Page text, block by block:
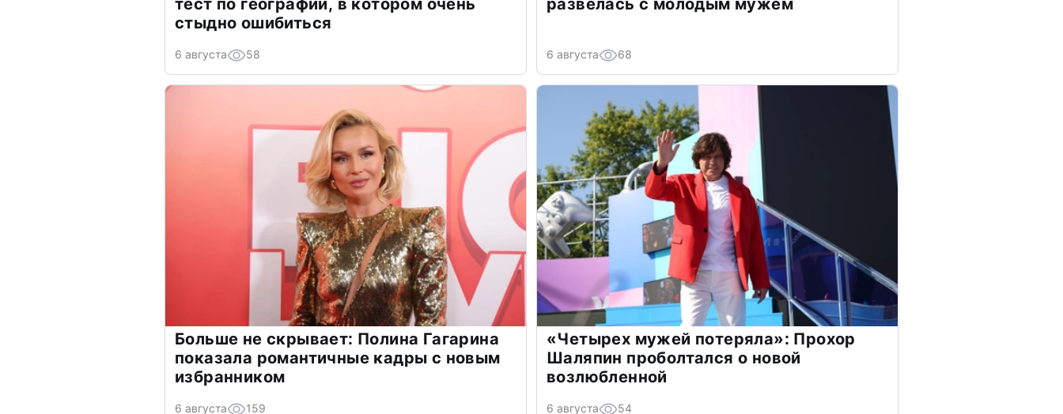
тест по географии, в котором очень
стыдно ошибиться
6 августа 58
развелась с молодым мужем
6 августа 68
Больше не скрывает: Полина Гагарина
показала романтичные кадры с новым
избранником
6 августа 159
«Четырех мужей потеряла»: Прохор
Шаляпин проболтался о новой
возлюбленной
6 августа 54